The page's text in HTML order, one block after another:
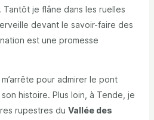
Tantôt je flâne dans les ruelles
devant le savoir-faire des
est une promesse
pour admirer le pont
histoire. Plus loin, à Tende, je
rupestres du Vallée des